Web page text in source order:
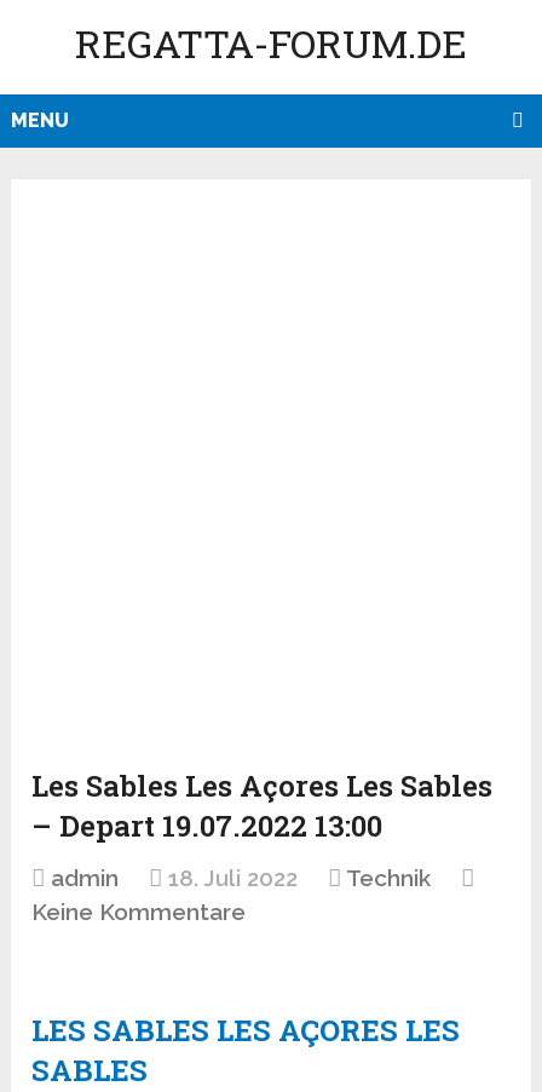
REGATTA-FORUM.DE
MENU
Les Sables Les Açores Les Sables
– Depart 19.07.2022 13:00
admin 18. Juli 2022
Technik
Keine Kommentare
LES SABLES LES AÇORES LES
SABLES